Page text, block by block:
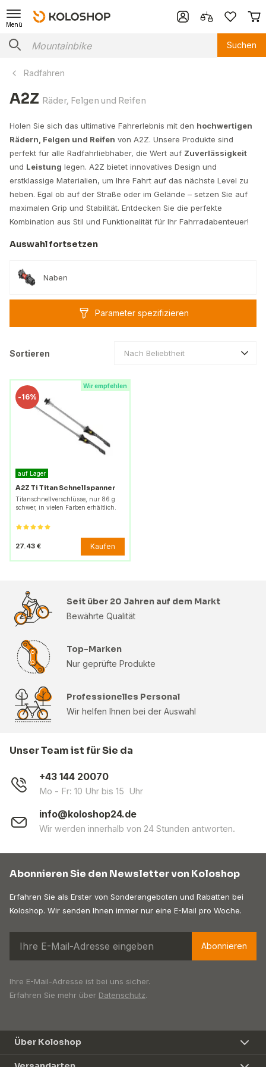
Menü
Suchen
Radfahren
A2Z Räder, Felgen und Reifen
Holen Sie sich das ultimative Fahrerlebnis mit den hochwertigen
Rädern, Felgen und Reifen von A2Z. Unsere Produkte sind
perfekt für alle Radfahrliebhaber, die Wert auf Zuverlässigkeit
und Leistung legen. A2Z bietet innovatives Design und
erstklassige Materialien, um Ihre Fahrt auf das nächste Level zu
heben. Egal ob auf der Straße oder im Gelände – setzen Sie auf
maximalen Grip und Stabilität. Entdecken Sie die perfekte
Kombination aus Stil und Funktionalität für Ihr Fahrradabenteuer!
Auswahl fortsetzen
Naben
Parameter spezifizieren
Sortieren Nach Beliebtheit
Wir empfehlen
-16%
auf Lager
A2Z Ti Titan Schnellspanner
Titanschnellverschlüsse, nur 86 g
schwer, in vielen Farben erhältlich.
27.43 € Kaufen
Seit über 20 Jahren auf dem Markt
Bewährte Qualität
Top-Marken
Nur geprüfte Produkte
Professionelles Personal
Wir helfen Ihnen bei der Auswahl
Unser Team ist für Sie da
+43 144 20070
Mo - Fr: 10 Uhr bis 15 Uhr
info@koloshop24.de
Wir werden innerhalb von 24 Stunden antworten.
Abonnieren Sie den Newsletter von Koloshop
Erfahren Sie als Erster von Sonderangeboten und Rabatten bei
Koloshop. Wir senden Ihnen immer nur eine E-Mail pro Woche.
Abonnieren
Ihre E-Mail-Adresse ist bei uns sicher.
Erfahren Sie mehr über Datenschutz.
Über Koloshop